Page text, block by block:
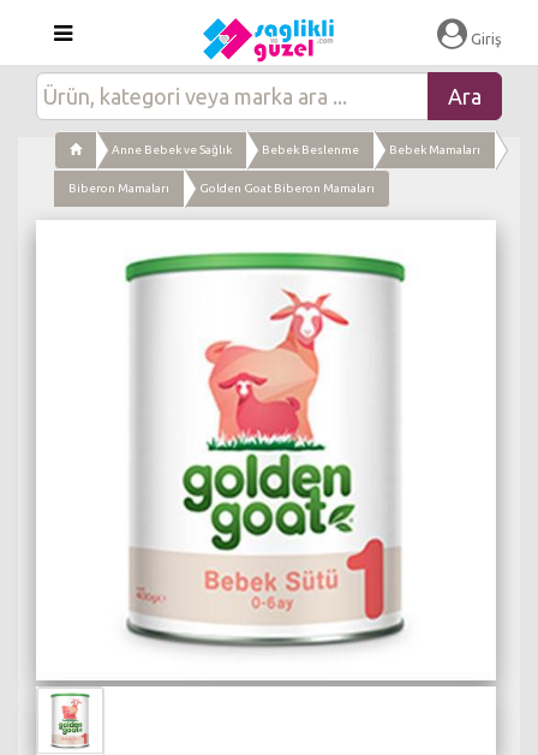
Giriş
Anne Bebek ve Sağlık Bebek Beslenme Bebek Mamaları
Biberon Mamaları Golden Goat Biberon Mamaları